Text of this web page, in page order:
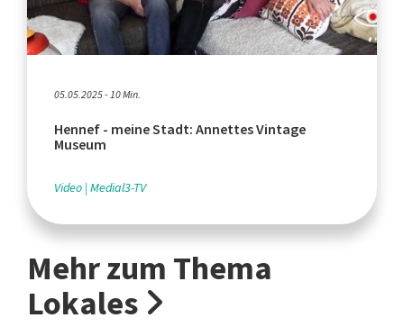
05.05.2025 - 10 Min.
Hennef - meine Stadt: Annettes Vintage
Museum
Video Medial3-TV
Mehr zum Thema
Lokales